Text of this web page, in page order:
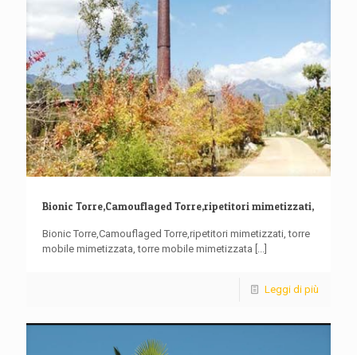
Bionic Torre,Camouflaged Torre,ripetitori mimetizzati,
Bionic Torre,Camouflaged Torre,ripetitori mimetizzati, torre
mobile mimetizzata, torre mobile mimetizzata [...]
Leggi di più